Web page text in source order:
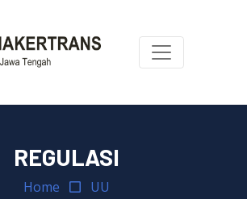
REGULASI
Home UU